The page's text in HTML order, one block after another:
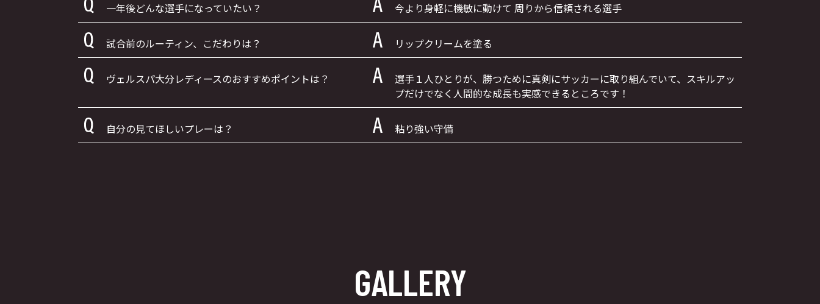
一年後どんな選手になっていたい？ 今より身軽に機敏に動けて 周りから信頼される選手
試合前のルーティン、こだわりは？ リップクリームを塗る
ヴェルスパ大分レディースのおすすめポイントは？
選手１人ひとりが、勝つために真剣にサッカーに取り組んでいて、スキルアッ
プだけでなく人間的な成長も実感できるところです！
自分の見てほしいプレーは？ 粘り強い守備
GALLERY